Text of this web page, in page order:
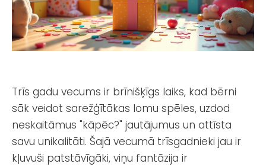
Trīs gadu vecums ir brīnišķīgs laiks, kad bērni
sāk veidot sarežģītākas lomu spēles, uzdod
neskaitāmus "kāpēc?" jautājumus un attīsta
savu unikalitāti. Šajā vecumā trīsgadnieki jau ir
kļuvuši patstāvīgāki, viņu fantāzija ir